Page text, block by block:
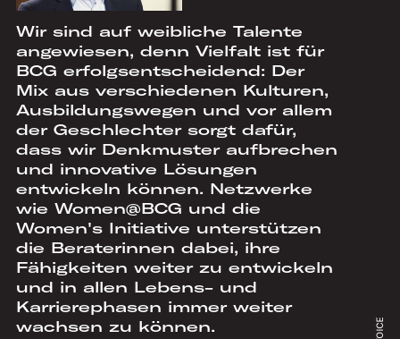
Wir sind auf weibliche Talente
angewiesen, denn Vielfalt ist für
BCG erfolgsentscheidend: Der
Mix aus verschiedenen Kulturen,
Ausbildungswegen und vor allem
der Geschlechter sorgt dafür,
dass wir Denkmuster aufbrechen
und innovative Lösungen
entwickeln können. Netzwerke
wie Women@BCG und die
Women's Initiative unterstützen
die Beraterinnen dabei, ihre
Fähigkeiten weiter zu entwickeln
und in allen Lebens- und
Karrierephasen immer weiter
wachsen zu können.